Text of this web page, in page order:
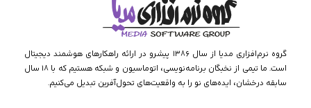
گروه نرم‌افزاری مدیا از سال ۱۳۸۶ پیشرو در ارائه راهکارهای هوشمند دیجیتال
است. ما تیمی از نخبگان برنامه‌نویسی، اتوماسیون و شبکه هستیم که با ۱۸ سال
سابقه درخشان، ایده‌های نو را به واقعیت‌های تحول‌آفرین تبدیل می‌کنیم.